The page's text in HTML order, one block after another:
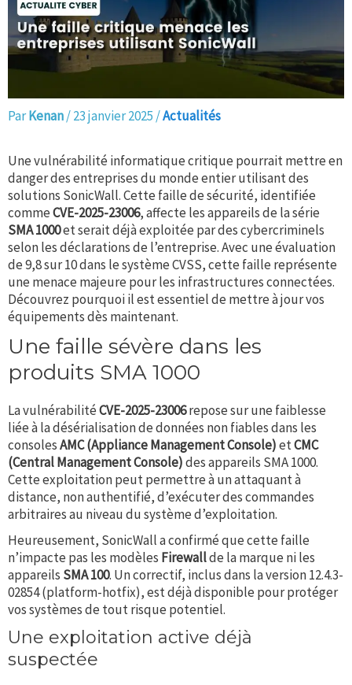
ParKenan/23 janvier 2025 /Actualités
Une vulnérabilité informatique critique pourrait mettre en
danger des entreprises du monde entier utilisant des
solutions SonicWall. Cette faille de sécurité, identifiée
commeCVE-2025-23006, affecte les appareils de la série
SMA 1000et serait déjà exploitée par des cybercriminels
selon les déclarations de l’entreprise. Avec une évaluation
de 9,8 sur 10 dans le système CVSS, cette faille représente
une menace majeure pour les infrastructures connectées.
Découvrez pourquoi il est essentiel de mettre à jour vos
équipements dès maintenant.
Une faille sévère dans les
produits SMA 1000
La vulnérabilitéCVE-2025-23006repose sur une faiblesse
liée à la désérialisation de données non fiables dans les
consolesAMC (Appliance Management Console)etCMC
(Central Management Console)des appareils SMA 1000.
Cette exploitation peut permettre à un attaquant à
distance, non authentifié, d’exécuter des commandes
arbitraires au niveau du système d’exploitation.
Heureusement, SonicWall a confirmé que cette faille
n’impacte pas les modèles Firewallde la marque ni les
appareils SMA 100. Un correctif, inclus dans la version 12.4.3-
02854 (platform-hotfix), est déjà disponible pour protéger
vos systèmes de tout risque potentiel.
Une exploitation active déjà
suspectée